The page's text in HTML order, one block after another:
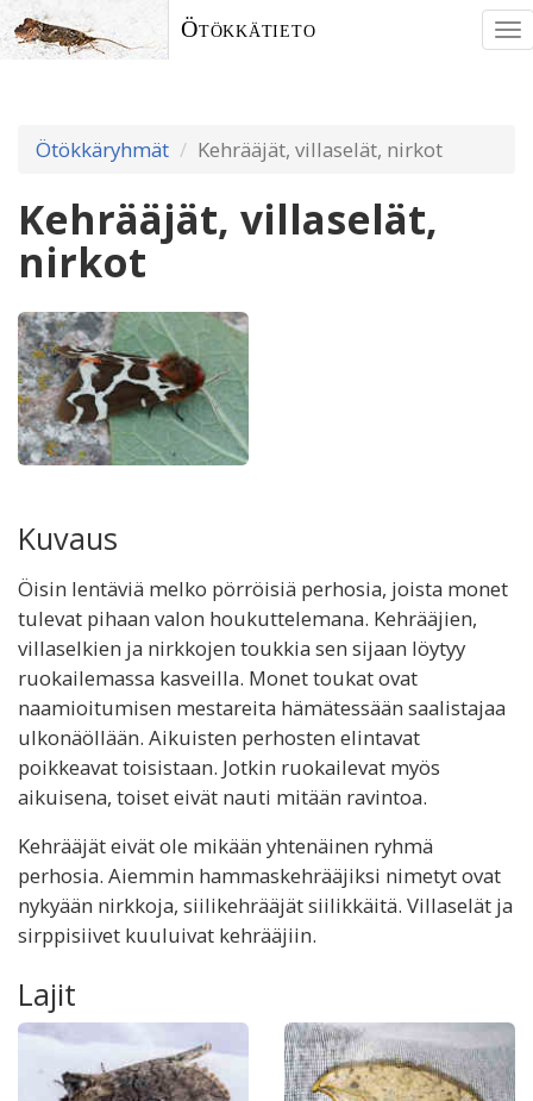
Ötökkätieto
Ötökkäryhmät Kehrääjät, villaselät, nirkot
Kehrääjät, villaselät,
nirkot
Kuvaus
Öisin lentäviä melko pörröisiä perhosia, joista monet
tulevat pihaan valon houkuttelemana. Kehrääjien,
villaselkien ja nirkkojen toukkia sen sijaan löytyy
ruokailemassa kasveilla. Monet toukat ovat
naamioitumisen mestareita hämätessään saalistajaa
ulkonäöllään. Aikuisten perhosten elintavat
poikkeavat toisistaan. Jotkin ruokailevat myös
aikuisena, toiset eivät nauti mitään ravintoa.
Kehrääjät eivät ole mikään yhtenäinen ryhmä
perhosia. Aiemmin hammaskehrääjiksi nimetyt ovat
nykyään nirkkoja, siilikehrääjät siilikkäitä. Villaselät ja
sirppisiivet kuuluivat kehrääjiin.
Lajit